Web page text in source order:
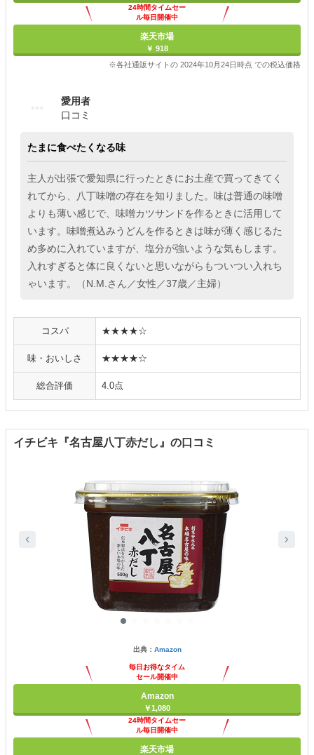
24時間タイムセー
ル毎日開催中
楽天市場
￥ 918
※各社通販サイトの 2024年10月24日時点 での税込価格
愛用者
口コミ
たまに食べたくなる味
主人が出張で愛知県に行ったときにお土産で買ってきてく
れてから、八丁味噌の存在を知りました。味は普通の味噌
よりも薄い感じで、味噌カツサンドを作るときに活用して
います。味噌煮込みうどんを作るときは味が薄く感じるた
め多めに入れていますが、塩分が強いような気もします。
入れすぎると体に良くないと思いながらもついつい入れち
ゃいます。（N.M.さん／女性／37歳／主婦）
コスパ ★★★★☆
味・おいしさ ★★★★☆
総合評価 4.0点
イチビキ『名古屋八丁赤だし』の口コミ
出典： Amazon
毎日お得なタイム
セール開催中
Amazon
￥1,080
24時間タイムセー
ル毎日開催中
楽天市場